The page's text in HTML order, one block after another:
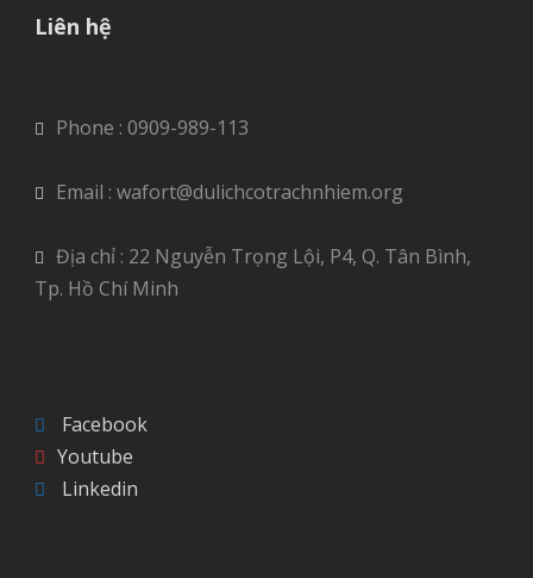
Liên hệ
Phone : 0909-989-113
Email : wafort@dulichcotrachnhiem.org
Địa chỉ : 22 Nguyễn Trọng Lội, P4, Q. Tân Bình,
Tp. Hồ Chí Minh
Facebook
Youtube
Linkedin